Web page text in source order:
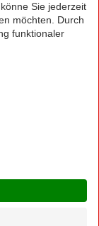
und noch
Angebote aus Ihrer